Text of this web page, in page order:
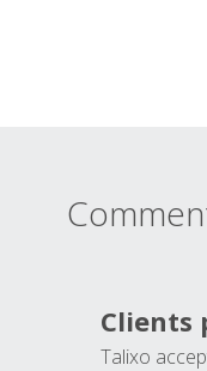
Clients
Talixo